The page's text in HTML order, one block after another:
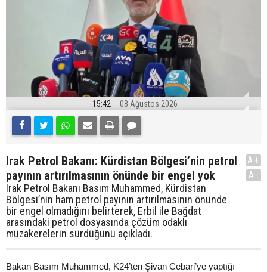
15:42 08 Ağustos 2026
Irak Petrol Bakanı: Kürdistan Bölgesi’nin petrol
payının artırılmasının önünde bir engel yok
Irak Petrol Bakanı Basım Muhammed, Kürdistan
Bölgesi’nin ham petrol payının artırılmasının önünde
bir engel olmadığını belirterek, Erbil ile Bağdat
arasındaki petrol dosyasında çözüm odaklı
müzakerelerin sürdüğünü açıkladı.
A+
A-
Bakan Basım Muhammed, K24’ten Şivan Cebari’ye yaptığı